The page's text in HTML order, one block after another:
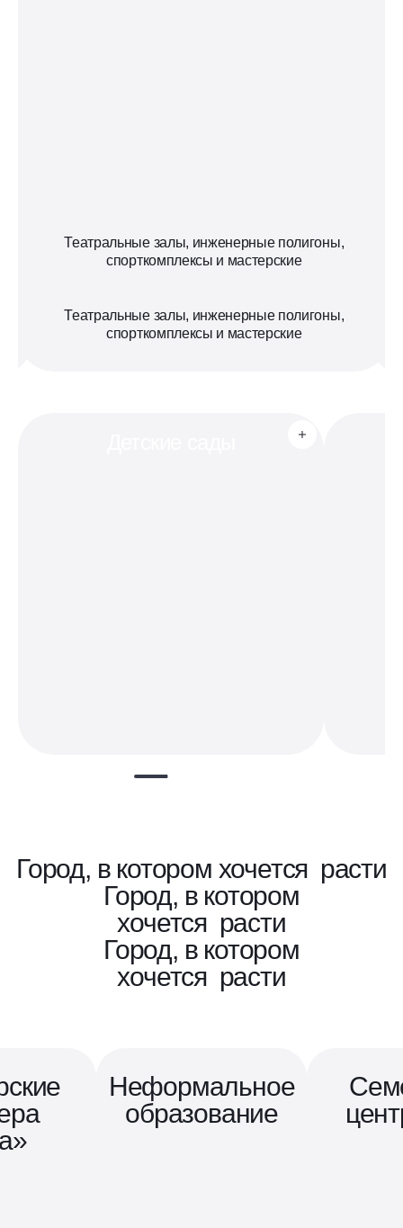
Театральные залы, инженерные полигоны,
спорткомплексы и мастерские
Театральные залы, инженерные полигоны,
спорткомплексы и мастерские
Город, в котором хочется расти
Город, в котором
хочется расти
Город, в котором
хочется расти
Неформальное
образование